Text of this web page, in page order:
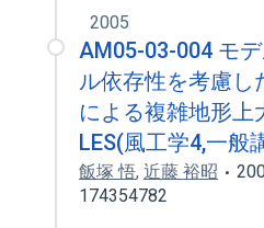
2005
AM05-03-004 モ
ル依存性を考慮
による複雑地形上
LES(風工学4,一般
飯塚 悟, 近藤 裕昭
174354782